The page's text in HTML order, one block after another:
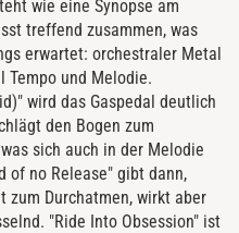
wie eine Synopse am
treffend zusammen, was
erwartet: orchestraler Metal
Tempo und Melodie.
wird das Gaspedal deutlich
den Bogen zum
sich auch in der Melodie
of no Release" gibt dann,
zum Durchatmen, wirkt aber
"Ride Into Obsession" ist